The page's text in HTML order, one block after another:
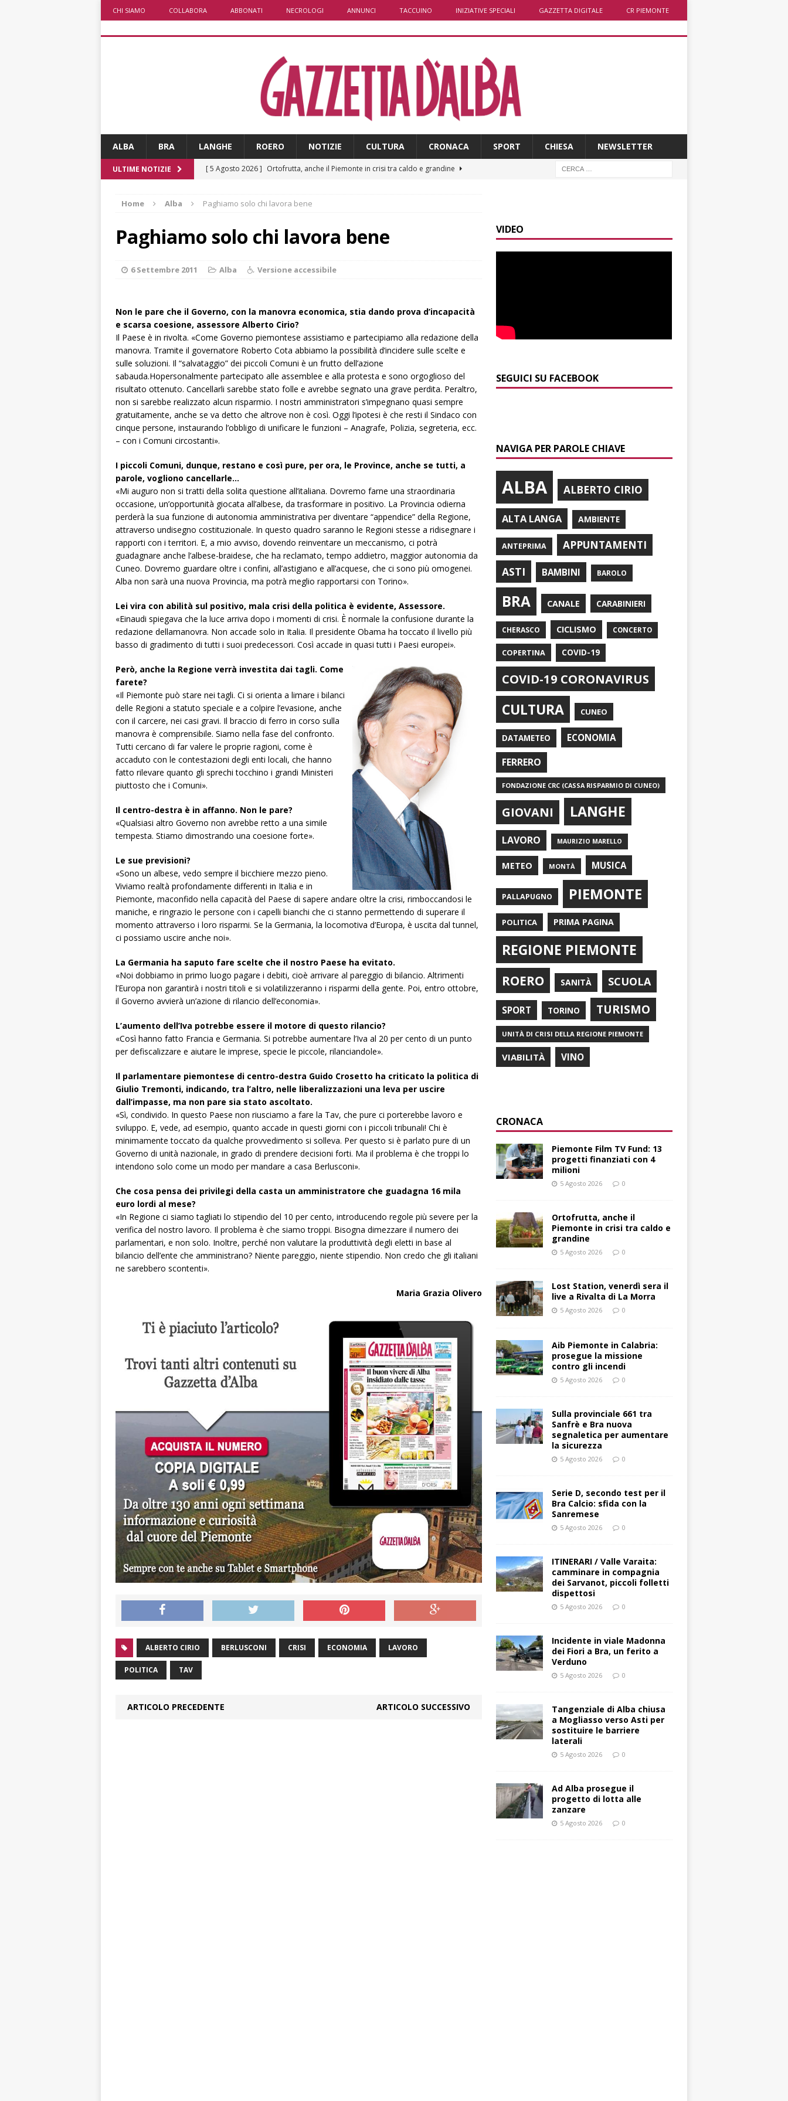
CHI SIAMO COLLABORA ABBONATI NECROLOGI ANNUNCI TACCUINO INIZIATIVE SPECIALI GAZZETTA DIGITALE CR PIEMONTE
ALBA BRA LANGHE ROERO NOTIZIE CULTURA CRONACA SPORT CHIESA NEWSLETTER
ULTIME NOTIZIE [ 5 Agosto 2026 ] Ortofrutta, anche il Piemonte in crisi tra caldo e grandine
[ 5 Agosto 2026 ]
Aib Piemonte in Calabria: prosegue la missione contro gli
ALTRE NOTIZIE
aumentare la sicurezza
BRA
BRA
[ 5 Agosto 2026 ] ITINERARI / Valle Varaita: camminare in compagnia dei
Sarvanot, piccoli folletti dispettosi
ALTRE NOTIZIE
[ 5 Agosto 2026 ]
Incidente in viale Madonna dei Fiori a Bra, un ferito a Verduno
BRA
[ 5 Agosto 2026 ] Tangenziale di Alba chiusa a Mogliasso verso Asti per
sostituire le barriere laterali
ALBA
CULTURA
Home Alba Paghiamo solo chi lavora bene
Paghiamo solo chi lavora bene
6 Settembre 2011 Alba Versione accessibile
Non le pare che il Governo, con la manovra economica, stia dando prova d’incapacità
e scarsa coesione, assessore Alberto Cirio?
Il Paese è in rivolta. «Come Governo piemontese assistiamo e partecipiamo alla redazione della
manovra. Tramite il governatore Roberto Cota abbiamo la possibilità d’incidere sulle scelte e
sulle soluzioni. Il “salvataggio” dei piccoli Comuni è un frutto dell’azione
sabauda.Hopersonalmente partecipato alle assemblee e alla protesta e sono orgoglioso del
risultato ottenuto. Cancellarli sarebbe stato folle e avrebbe segnato una grave perdita. Peraltro,
non si sarebbe realizzato alcun risparmio. I nostri amministratori s’impegnano quasi sempre
gratuitamente, anche se va detto che altrove non è così. Oggi l’ipotesi è che resti il Sindaco con
cinque persone, instaurando l’obbligo di unificare le funzioni – Anagrafe, Polizia, segreteria, ecc.
– con i Comuni circostanti».
I piccoli Comuni, dunque, restano e così pure, per ora, le Province, anche se tutti, a
parole, vogliono cancellarle…
«Mi auguro non si tratti della solita questione all’italiana. Dovremo farne una straordinaria
occasione, un’opportunità giocata all’albese, da trasformare in positivo. La Provincia odierna
perderà la sua funzione di autonomia amministrativa per diventare “appendice” della Regione,
attraverso undisegno costituzionale. In questo quadro saranno le Regioni stesse a ridisegnare i
rapporti con i territori. E, a mio avviso, dovendo reinventare un meccanismo, ci potrà
guadagnare anche l’albese-braidese, che ha reclamato, tempo addietro, maggior autonomia da
Cuneo. Dovremo guardare oltre i confini, all’astigiano e all’acquese, che ci sono più omogenei.
Alba non sarà una nuova Provincia, ma potrà meglio rapportarsi con Torino».
Lei vira con abilità sul positivo, mala crisi della politica è evidente, Assessore.
«Einaudi spiegava che la luce arriva dopo i momenti di crisi. È normale la confusione durante la
redazione dellamanovra. Non accade solo in Italia. Il presidente Obama ha toccato il livello più
basso di gradimento di tutti i suoi predecessori. Così accade in quasi tutti i Paesi europei».
Però, anche la Regione verrà investita dai tagli. Come
farete?
«Il Piemonte può stare nei tagli. Ci si orienta a limare i bilanci
delle Regioni a statuto speciale e a colpire l’evasione, anche
con il carcere, nei casi gravi. Il braccio di ferro in corso sulla
manovra è comprensibile. Siamo nella fase del confronto.
Tutti cercano di far valere le proprie ragioni, come è
accaduto con le contestazioni degli enti locali, che hanno
fatto rilevare quanto gli sprechi tocchino i grandi Ministeri
piuttosto che i Comuni».
Il centro-destra è in affanno. Non le pare?
«Qualsiasi altro Governo non avrebbe retto a una simile
tempesta. Stiamo dimostrando una coesione forte».
Le sue previsioni?
«Sono un albese, vedo sempre il bicchiere mezzo pieno.
Viviamo realtà profondamente differenti in Italia e in
Piemonte, maconfido nella capacità del Paese di sapere andare oltre la crisi, rimboccandosi le
maniche, e ringrazio le persone con i capelli bianchi che ci stanno permettendo di superare il
momento attraverso i loro risparmi. Se la Germania, la locomotiva d’Europa, è uscita dal tunnel,
ci possiamo uscire anche noi».
La Germania ha saputo fare scelte che il nostro Paese ha evitato.
«Noi dobbiamo in primo luogo pagare i debiti, cioè arrivare al pareggio di bilancio. Altrimenti
l’Europa non garantirà i nostri titoli e si volatilizzeranno i risparmi della gente. Poi, entro ottobre,
il Governo avvierà un’azione di rilancio dell’economia».
L’aumento dell’Iva potrebbe essere il motore di questo rilancio?
«Così hanno fatto Francia e Germania. Si potrebbe aumentare l’Iva al 20 per cento di un punto
per defiscalizzare e aiutare le imprese, specie le piccole, rilanciandole».
Il parlamentare piemontese di centro-destra Guido Crosetto ha criticato la politica di
Giulio Tremonti, indicando, tra l’altro, nelle liberalizzazioni una leva per uscire
dall’impasse, ma non pare sia stato ascoltato.
«Sì, condivido. In questo Paese non riusciamo a fare la Tav, che pure ci porterebbe lavoro e
sviluppo. E, vede, ad esempio, quanto accade in questi giorni con i piccoli tribunali! Chi è
minimamente toccato da qualche provvedimento si solleva. Per questo si è parlato pure di un
Governo di unità nazionale, in grado di prendere decisioni forti. Ma il problema è che troppi lo
intendono solo come un modo per mandare a casa Berlusconi».
Che cosa pensa dei privilegi della casta un amministratore che guadagna 16 mila
euro lordi al mese?
«In Regione ci siamo tagliati lo stipendio del 10 per cento, introducendo regole più severe per la
verifica del nostro lavoro. Il problema è che siamo troppi. Bisogna dimezzare il numero dei
parlamentari, e non solo. Inoltre, perché non valutare la produttività degli eletti in base al
bilancio dell’ente che amministrano? Niente pareggio, niente stipendio. Non credo che gli italiani
ne sarebbero scontenti».
Maria Grazia Olivero
ALBERTO CIRIO BERLUSCONI CRISI ECONOMIA LAVORO
POLITICA TAV
ARTICOLO PRECEDENTE ARTICOLO SUCCESSIVO
VIDEO
SEGUICI SU FACEBOOK
NAVIGA PER PAROLE CHIAVE
ALBA ALBERTO CIRIO
ALTA LANGA AMBIENTE
ANTEPRIMA
APPUNTAMENTI
ASTI
BAMBINI BAROLO
BRA CANALE CARABINIERI
CHERASCO CICLISMO CONCERTO
COPERTINA COVID-19
COVID-19 CORONAVIRUS
CULTURA CUNEO
DATAMETEO ECONOMIA
FERRERO
FONDAZIONE CRC (CASSA RISPARMIO DI CUNEO)
GIOVANI LANGHE
LAVORO MAURIZIO MARELLO
METEO MONTÀ MUSICA
PALLAPUGNO PIEMONTE
POLITICA PRIMA PAGINA
REGIONE PIEMONTE
ROERO SANITÀ SCUOLA
SPORT TORINO TURISMO
UNITÀ DI CRISI DELLA REGIONE PIEMONTE
VIABILITÀ VINO
CRONACA
Piemonte Film TV Fund: 13
progetti finanziati con 4
milioni
5 Agosto 2026 0
Ortofrutta, anche il
Piemonte in crisi tra caldo e
grandine
5 Agosto 2026 0
Lost Station, venerdì sera il
live a Rivalta di La Morra
5 Agosto 2026 0
Aib Piemonte in Calabria:
prosegue la missione
contro gli incendi
5 Agosto 2026 0
Sulla provinciale 661 tra
Sanfrè e Bra nuova
segnaletica per aumentare
la sicurezza
5 Agosto 2026 0
Serie D, secondo test per il
Bra Calcio: sfida con la
Sanremese
5 Agosto 2026 0
ITINERARI / Valle Varaita:
camminare in compagnia
dei Sarvanot, piccoli folletti
dispettosi
5 Agosto 2026 0
Incidente in viale Madonna
dei Fiori a Bra, un ferito a
Verduno
5 Agosto 2026 0
Tangenziale di Alba chiusa
a Mogliasso verso Asti per
sostituire le barriere
laterali
5 Agosto 2026 0
Ad Alba prosegue il
progetto di lotta alle
zanzare
5 Agosto 2026 0